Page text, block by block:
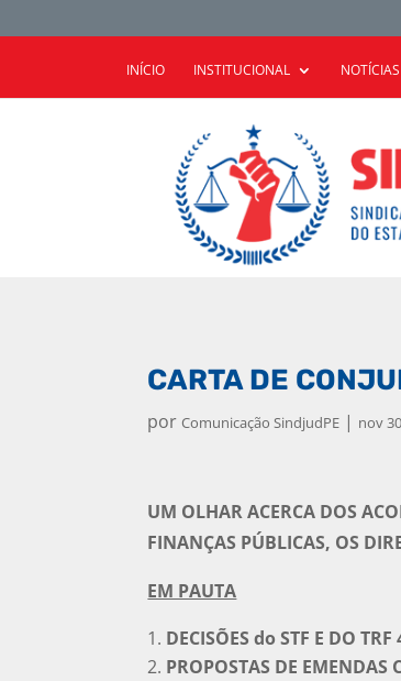
INÍCIO INSTITUCIONAL NOTÍCIAS
CARTA DE
porComunicação SindjudPE | nov
UM OLHAR ACERCA DOS
FINANÇAS PÚBLICAS, OS
EM PAUTA
DECISÕES do STF E DO
PROPOSTAS DE EMENDAS